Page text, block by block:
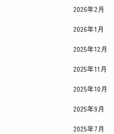
2026年2月
2026年1月
2025年12月
2025年11月
2025年10月
2025年9月
2025年7月